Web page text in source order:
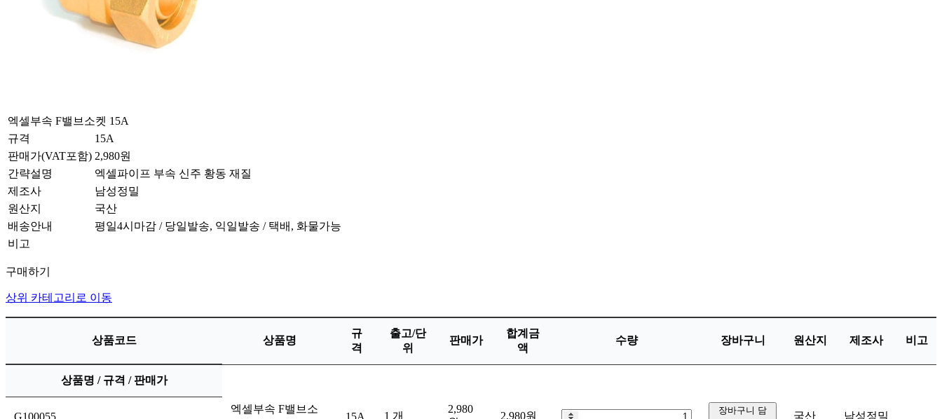
엑셀부속 F밸브소켓 15A
규격
15A
판매가(VAT포함) 2,980원
간략설명
엑셀파이프 부속 신주 황동 재질
제조사
남성정밀
원산지
국산
배송안내
평일4시마감 / 당일발송, 익일발송 / 택배, 화물가능
비고
구매하기
상위 카테고리로 이동
상품코드 상품명
규
격
출고/단
위
판매가
합계금
액
수량 장바구니 원산지 제조사 비고
상품명 / 규격 / 판매가
G100055
엑셀부속 F밸브소
15A 1 개
2,980
2,980원
장바구니 담
국산 남성정밀